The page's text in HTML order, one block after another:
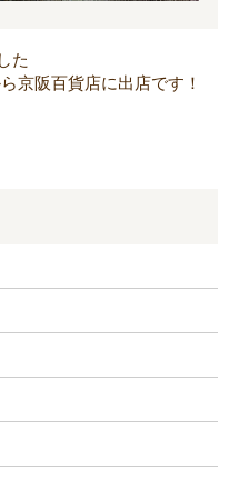
た
京阪百貨店に出店です！